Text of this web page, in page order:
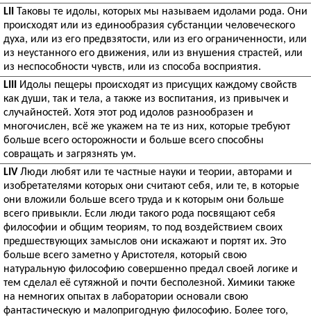
LII
Таковы те идолы, которых мы называем идолами рода. Они
происходят или из единообразия субстанции человеческого
духа, или из его предвзятости, или из его ограниченности, или
из неустанного его движения, или из внушения страстей, или
из неспособности чувств, или из способа восприятия.
LIII
Идолы пещеры происходят из присущих каждому свойств
как души, так и тела, а также из воспитания, из привычек и
случайностей. Хотя этот род идолов разнообразен и
многочислен, всё же укажем на те из них, которые требуют
больше всего осторожности и больше всего способны
совращать и загрязнять ум.
LIV Люди любят или те частные науки и теории, авторами и
изобретателями которых они считают себя, или те, в которые
они вложили больше всего труда и к которым они больше
всего привыкли. Если люди такого рода посвящают себя
философии и общим теориям, то под воздействием своих
предшествующих замыслов они искажают и портят их. Это
больше всего заметно у Аристотеля, который свою
натуральную философию совершенно предал своей логике и
тем сделал её сутяжной и почти бесполезной. Химики также
на немногих опытах в лаборатории основали свою
фантастическую и малопригодную философию. Более того,